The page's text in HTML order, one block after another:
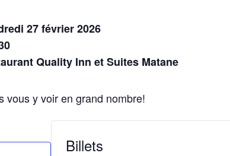
27 février 2026
Quality Inn et Suites Matane
vous y voir en grand nombre!
Billets